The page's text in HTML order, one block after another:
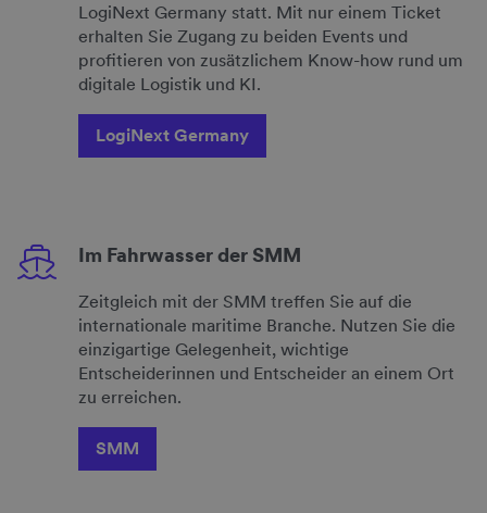
LogiNext Germany statt. Mit nur einem Ticket
erhalten Sie Zugang zu beiden Events und
profitieren von zusätzlichem Know-how rund um
digitale Logistik und KI.
LogiNext Germany
Im Fahrwasser der SMM
Zeitgleich mit der SMM treffen Sie auf die
internationale maritime Branche. Nutzen Sie die
einzigartige Gelegenheit, wichtige
Entscheiderinnen und Entscheider an einem Ort
zu erreichen.
SMM